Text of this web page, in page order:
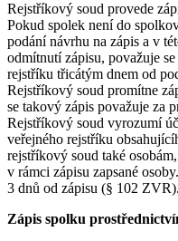
Rejstříkový soud provede
Pokud spolek není do
podání návrhu na zápis a v
odmítnutí zápisu, považuje
rejstříku třicátým dnem od
Rejstříkový soud promítne
se takový zápis považuje za
Rejstříkový soud vyrozumí
veřejného rejstříku
rejstříkový soud také
v rámci zápisu zapsané
3 dnů od zápisu (§ 102 ZVR).
Zápis spolku